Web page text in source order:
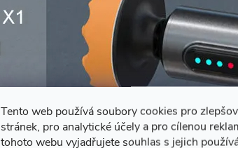
Tento web používá soubory cookies pro
stránek, pro analytické účely a pro cílenou
tohoto webu vyjadřujete souhlas s jejich